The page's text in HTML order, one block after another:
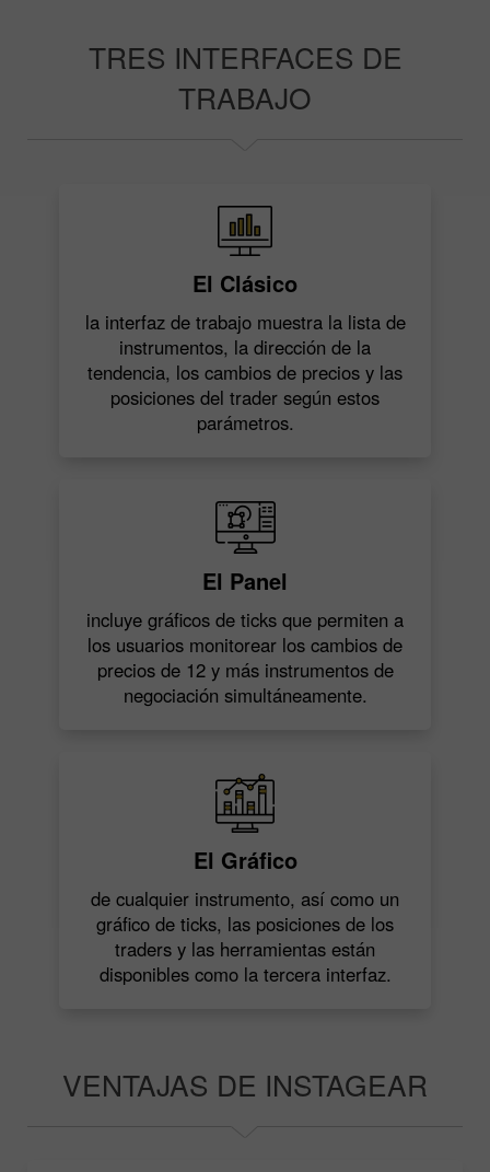
TRES INTERFACES DE
TRABAJO
El Clásico
la interfaz de trabajo muestra la lista de
instrumentos, la dirección de la
tendencia, los cambios de precios y las
posiciones del trader según estos
parámetros.
El Panel
incluye gráficos de ticks que permiten a
los usuarios monitorear los cambios de
precios de 12 y más instrumentos de
negociación simultáneamente.
El Gráfico
de cualquier instrumento, así como un
gráfico de ticks, las posiciones de los
traders y las herramientas están
disponibles como la tercera interfaz.
VENTAJAS DE INSTAGEAR